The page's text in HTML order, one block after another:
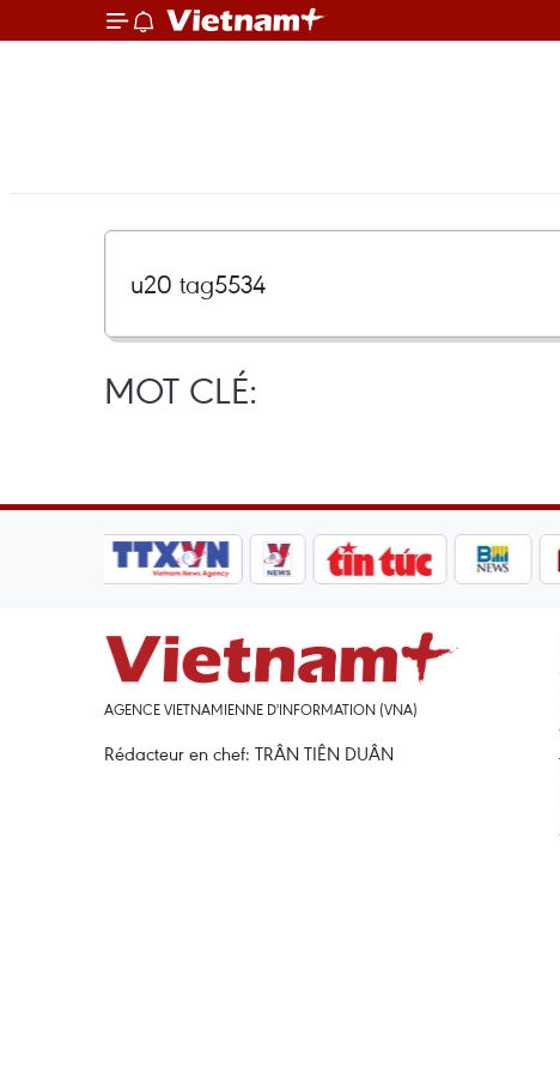
MOT CLÉ:
AGENCE VIETNAMIENNE D'INFORMATION (VNA)
Rédacteur en chef: TRÂN TIÊN DUÂN